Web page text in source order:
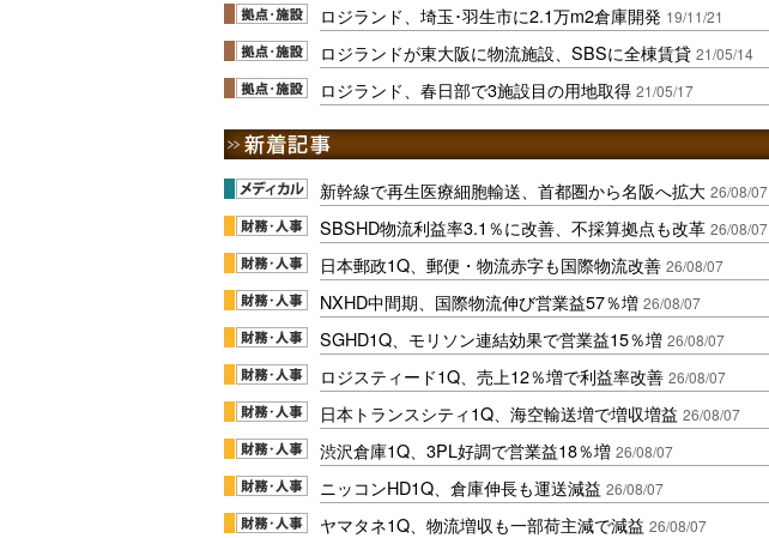
ロジランド、埼玉･羽生市に2.1万m2倉庫開発 19/11/21
ロジランドが東大阪に物流施設、SBSに全棟賃貸 21/05/14
ロジランド、春日部で3施設目の用地取得 21/05/17
新幹線で再生医療細胞輸送、首都圏から名阪へ拡大 26/08/07
SBSHD物流利益率3.1％に改善、不採算拠点も改革 26/08/07
日本郵政1Q、郵便・物流赤字も国際物流改善 26/08/07
NXHD中間期、国際物流伸び営業益57％増 26/08/07
SGHD1Q、モリソン連結効果で営業益15％増 26/08/07
ロジスティード1Q、売上12％増で利益率改善 26/08/07
日本トランスシティ1Q、海空輸送増で増収増益 26/08/07
渋沢倉庫1Q、3PL好調で営業益18％増 26/08/07
ニッコンHD1Q、倉庫伸長も運送減益 26/08/07
ヤマタネ1Q、物流増収も一部荷主減で減益 26/08/07